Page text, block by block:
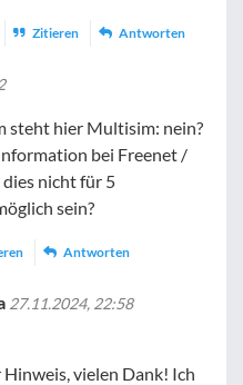
Zitieren Antworten
steht hier Multisim: nein?
bei Freenet /
nicht für 5
sein?
Antworten
27.11.2024, 22:58
vielen Dank! Ich